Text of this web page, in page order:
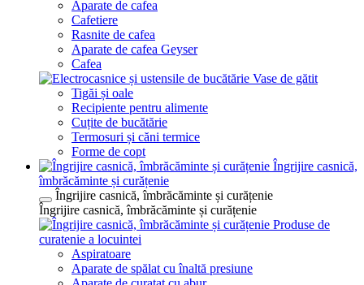
Aparate de cafea
Cafetiere
Rasnite de cafea
Aparate de cafea Geyser
Cafea
Vase de gătit
Tigăi și oale
Recipiente pentru alimente
Cuțite de bucătărie
Termosuri și căni termice
Forme de copt
Îngrijire casnică,
îmbrăcăminte și curățenie
Îngrijire casnică, îmbrăcăminte și curățenie
Îngrijire casnică, îmbrăcăminte și curățenie
Produse de
curatenie a locuintei
Aspiratoare
Aparate de spălat cu înaltă presiune